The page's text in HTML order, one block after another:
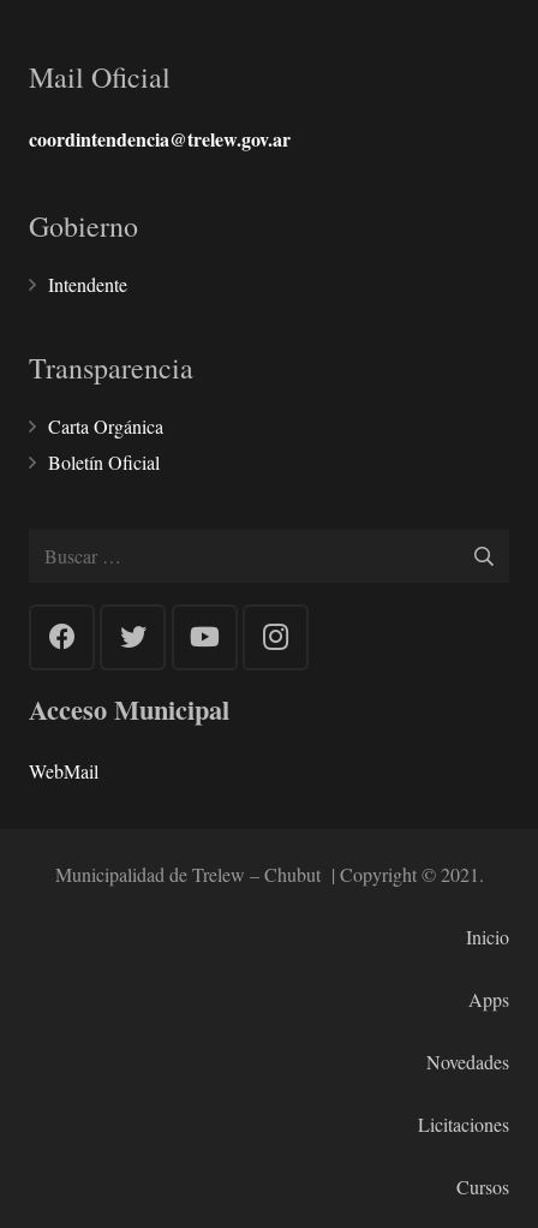
Mail Oficial
coordintendencia@trelew.gov.ar
Gobierno
Intendente
Transparencia
Carta Orgánica
Boletín Oficial
Acceso Municipal
WebMail
Municipalidad de Trelew – Chubut | Copyright © 2021.
Inicio
Apps
Novedades
Licitaciones
Cursos